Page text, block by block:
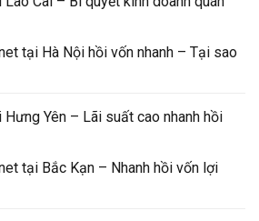
tại Hà Nội hồi vốn nhanh – Tại sao
Yên – Lãi suất cao nhanh hồi
tại Bắc Kạn – Nhanh hồi vốn lợi